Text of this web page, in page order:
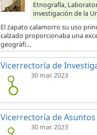
Etnografía,
investigación de la
El zapato calamorro su uso
calzado proporcionaba una
geográfi...
Vicerrectoría de
30 mar. 2023
Vicerrectoría de
30 mar. 2023